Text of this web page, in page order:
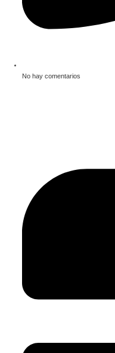
No hay comentarios